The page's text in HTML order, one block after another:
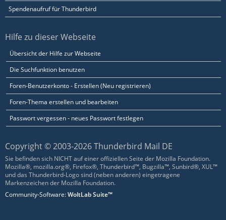
Spendenaufruf für Thunderbird
Hilfe zu dieser Webseite
Übersicht der Hilfe zur Webseite
Die Suchfunktion benutzen
Foren-Benutzerkonto - Erstellen (Neu registrieren)
Foren-Thema erstellen und bearbeiten
Passwort vergessen - neues Passwort festlegen
Copyright © 2003-2026 Thunderbird Mail DE
Sie befinden sich NICHT auf einer offiziellen Seite der Mozilla Foundation.
Mozilla®, mozilla.org®, Firefox®, Thunderbird™, Bugzilla™, Sunbird®, XUL™
und das Thunderbird-Logo sind (neben anderen) eingetragene
Markenzeichen der Mozilla Foundation.
Community-Software:WoltLab Suite™